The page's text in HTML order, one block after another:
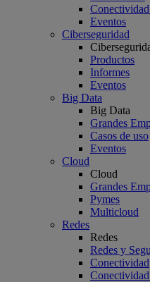
Eventos
Ciberseguridad
Productos
Informes
Eventos
Big Data
Big Data
Grandes
Casos de uso
Eventos
Cloud
Cloud
Grandes
Pymes
Multicloud
Redes
Redes
Redes y
Conectividad